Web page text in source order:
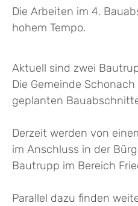
Die Arbeiten im 4.
hohem Tempo.
Aktuell sind zwei
Die Gemeinde
geplanten
Derzeit werden von
im Anschluss in der
Bautrupp im Bereich
Parallel dazu finden